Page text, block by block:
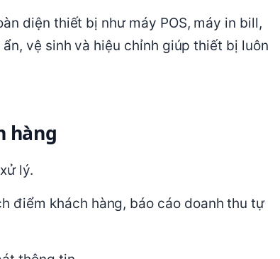
diện thiết bị như máy POS, máy in bill,
vệ sinh và hiệu chỉnh giúp thiết bị luôn
hàng
lý.
điểm khách hàng, báo cáo doanh thu tự